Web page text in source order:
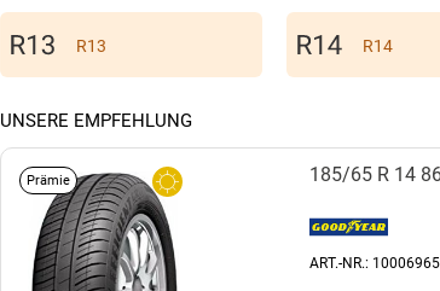
R13 R14
UNSERE EMPFEHLUNG
Prämie 185/65 R 14
ART.-NR.: